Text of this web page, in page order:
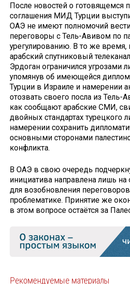
После новостей о готовящемся
соглашения МИД Турции
ОАЭ не имеют полномочий
переговоры с Тель-Авивом по
урегулированию. В то же время,
арабский спутниковый
Эрдоган ограничился угрозами
упомянув об имеющейся
Турции в Израиле и намерении
отозвать своего посла из Тель-
как сообщают арабские СМИ,
двойных стандартах турецкого
намерении сохранить
основными сторонами
конфликта.
В ОАЭ в свою очередь
инициатива направлена лишь
для возобновления
проблематике. Принятие же
в этом вопросе остаётся за
Рекомендуемые материалы